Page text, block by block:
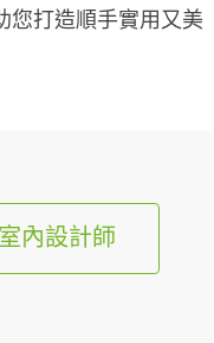
您打造順手實用又美
內設計師